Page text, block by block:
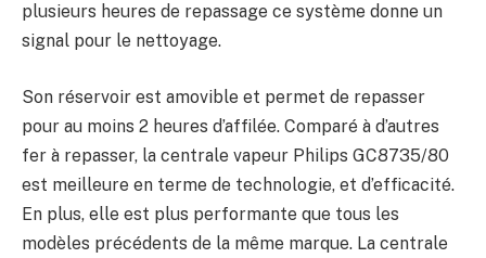
plusieurs heures de repassage ce système donne un
signal pour le nettoyage.
Son réservoir est amovible et permet de repasser
pour au moins 2 heures d’affilée. Comparé à d’autres
fer à repasser, la centrale vapeur Philips GC8735/80
est meilleure en terme de technologie, et d’efficacité.
En plus, elle est plus performante que tous les
modèles précédents de la même marque. La centrale